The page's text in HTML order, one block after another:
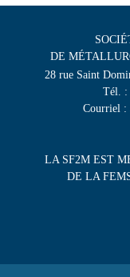
DE
28 rue Saint
Tél. :
Courriel :
LA SF2M EST
DE LA